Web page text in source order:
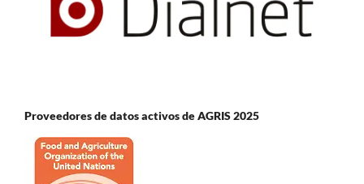
Proveedores de datos activos de AGRIS 2025